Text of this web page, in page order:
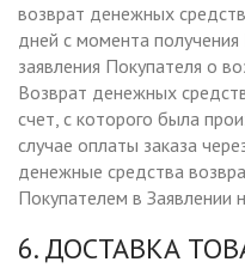
возврат денежных
дней с момента
заявления Покупателя о
Возврат денежных
счет, с которого была
случае оплаты заказа
денежные средства
Покупателем в Заявлении
6. ДОСТАВКА